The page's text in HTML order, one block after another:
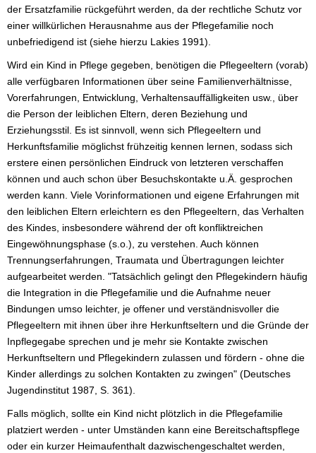
der Ersatzfamilie rückgeführt werden, da der rechtliche Schutz vor
einer willkürlichen Herausnahme aus der Pflegefamilie noch
unbefriedigend ist (siehe hierzu Lakies 1991).
Wird ein Kind in Pflege gegeben, benötigen die Pflegeeltern (vorab)
alle verfügbaren Informationen über seine Familienverhältnisse,
Vorerfahrungen, Entwicklung, Verhaltensauffälligkeiten usw., über
die Person der leiblichen Eltern, deren Beziehung und
Erziehungsstil. Es ist sinnvoll, wenn sich Pflegeeltern und
Herkunftsfamilie möglichst frühzeitig kennen lernen, sodass sich
erstere einen persönlichen Eindruck von letzteren verschaffen
können und auch schon über Besuchskontakte u.Ä. gesprochen
werden kann. Viele Vorinformationen und eigene Erfahrungen mit
den leiblichen Eltern erleichtern es den Pflegeeltern, das Verhalten
des Kindes, insbesondere während der oft konfliktreichen
Eingewöhnungsphase (s.o.), zu verstehen. Auch können
Trennungserfahrungen, Traumata und Übertragungen leichter
aufgearbeitet werden. "Tatsächlich gelingt den Pflegekindern häufig
die Integration in die Pflegefamilie und die Aufnahme neuer
Bindungen umso leichter, je offener und verständnisvoller die
Pflegeeltern mit ihnen über ihre Herkunftseltern und die Gründe der
Inpflegegabe sprechen und je mehr sie Kontakte zwischen
Herkunftseltern und Pflegekindern zulassen und fördern - ohne die
Kinder allerdings zu solchen Kontakten zu zwingen" (Deutsches
Jugendinstitut 1987, S. 361).
Falls möglich, sollte ein Kind nicht plötzlich in die Pflegefamilie
platziert werden - unter Umständen kann eine Bereitschaftspflege
oder ein kurzer Heimaufenthalt dazwischengeschaltet werden,